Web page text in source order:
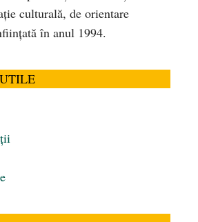
culturală, de orientare
în anul 1994.